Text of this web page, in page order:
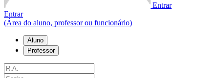
Entrar
Entrar
(Área do aluno, professor ou funcionário)
Aluno
Professor